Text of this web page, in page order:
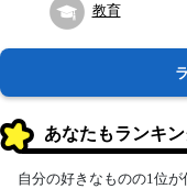
教育
あなたもランキ
自分の好きなものの1位